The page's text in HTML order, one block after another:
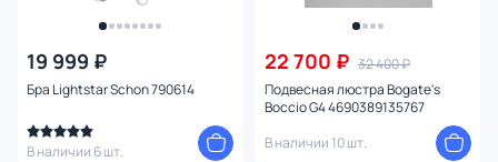
19 999 ₽
Бра Lightstar Schon 790614
В наличии 6 шт.
22 700 ₽ 32 400 ₽
Подвесная люстра Bogate's
Boccio G4 4690389135767
В наличии 10 шт.